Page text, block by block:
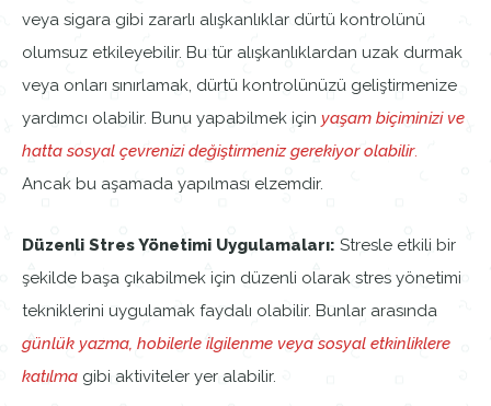
veya sigara gibi zararlı alışkanlıklar dürtü kontrolünü
olumsuz etkileyebilir. Bu tür alışkanlıklardan uzak durmak
veya onları sınırlamak, dürtü kontrolünüzü geliştirmenize
yardımcı olabilir. Bunu yapabilmek için yaşam biçiminizi ve
hatta sosyal çevrenizi değiştirmeniz gerekiyor olabilir.
Ancak bu aşamada yapılması elzemdir.
Düzenli Stres Yönetimi Uygulamaları: Stresle etkili bir
şekilde başa çıkabilmek için düzenli olarak stres yönetimi
tekniklerini uygulamak faydalı olabilir. Bunlar arasında
günlük yazma, hobilerle ilgilenme veya sosyal etkinliklere
katılma gibi aktiviteler yer alabilir.